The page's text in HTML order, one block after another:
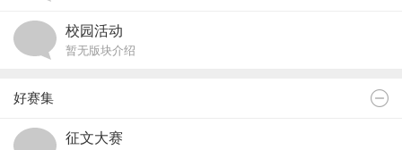
校园活动
暂无版块介绍
好赛集
征文大赛